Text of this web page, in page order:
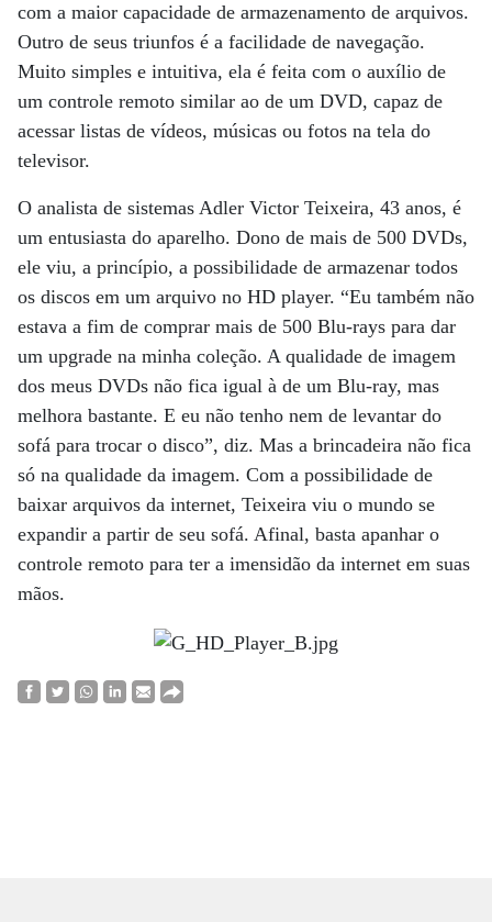
com a maior capacidade de armazenamento de arquivos.
Outro de seus triunfos é a facilidade de navegação.
Muito simples e intuitiva, ela é feita com o auxílio de
um controle remoto similar ao de um DVD, capaz de
acessar listas de vídeos, músicas ou fotos na tela do
televisor.
O analista de sistemas Adler Victor Teixeira, 43 anos, é
um entusiasta do aparelho. Dono de mais de 500 DVDs,
ele viu, a princípio, a possibilidade de armazenar todos
os discos em um arquivo no HD player. “Eu também não
estava a fim de comprar mais de 500 Blu-rays para dar
um upgrade na minha coleção. A qualidade de imagem
dos meus DVDs não fica igual à de um Blu-ray, mas
melhora bastante. E eu não tenho nem de levantar do
sofá para trocar o disco”, diz. Mas a brincadeira não fica
só na qualidade da imagem. Com a possibilidade de
baixar arquivos da internet, Teixeira viu o mundo se
expandir a partir de seu sofá. Afinal, basta apanhar o
controle remoto para ter a imensidão da internet em suas
mãos.